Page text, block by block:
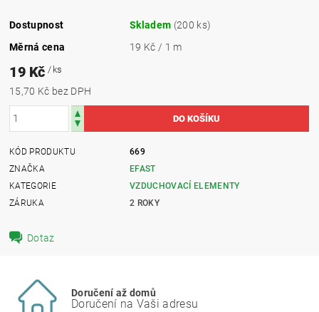
Dostupnost Skladem (200 ks)
Měrná cena
19 Kč / 1 m
19 Kč/ ks
15,70 Kč bez DPH
KÓD PRODUKTU
669
ZNAČKA
EFAST
KATEGORIE
VZDUCHOVACÍ ELEMENTY
ZÁRUKA
2 ROKY
Dotaz
Doručení až domů
Doručení na Vaši adresu